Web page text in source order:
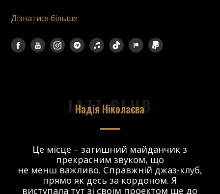
Дізнатися більше
JAZZ CLUB
Надія Ніколаєва
Це місце – затишний майданчик з
прекрасним звуком, що
не менш важливо. Справжній джаз-клуб,
прямо як десь за кордоном. Я
виступала тут зі своїм проектом ще до